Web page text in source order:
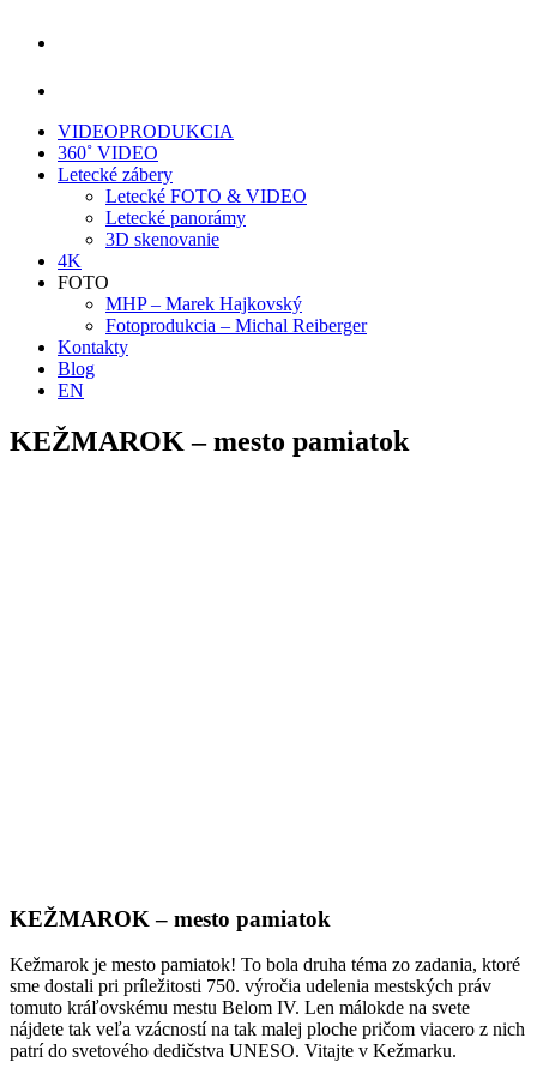
VIDEOPRODUKCIA
360˚ VIDEO
Letecké zábery
Letecké FOTO & VIDEO
Letecké panorámy
3D skenovanie
4K
FOTO
MHP – Marek Hajkovský
Fotoprodukcia – Michal Reiberger
Kontakty
Blog
EN
KEŽMAROK – mesto pamiatok
KEŽMAROK – mesto pamiatok
Kežmarok je mesto pamiatok! To bola druha téma zo zadania, ktoré
sme dostali pri príležitosti 750. výročia udelenia mestských práv
tomuto kráľovskému mestu Belom IV. Len málokde na svete
nájdete tak veľa vzácností na tak malej ploche pričom viacero z nich
patrí do svetového dedičstva UNESO. Vitajte v Kežmarku.